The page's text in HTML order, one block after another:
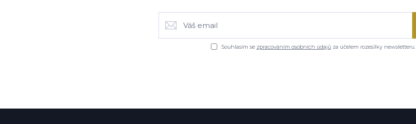
Souhlasím se zpracováním osobních údajůza účelem rozesílky newsletteru.